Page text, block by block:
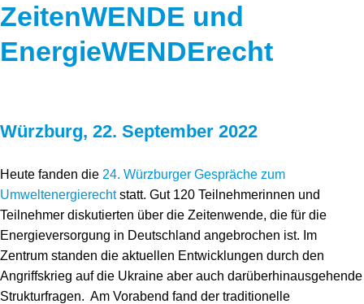
Genehmigungen
Grundsatzfragen
Netze
Sektorenkopplung
Speicher
Stromerzeugung
Wärme
Blog
Karriere
Stiftungsporträt
Team
Forschungsnetzwerk
Bibliothek
Newsletter
ZeitenWENDE und
EnergieWENDErecht
Würzburg, 22. September 2022
Heute fanden die 24. Würzburger Gespräche zum
Umweltenergierechtstatt. Gut 120 Teilnehmerinnen und
Teilnehmer diskutierten über die Zeitenwende, die für die
Energieversorgung in Deutschland angebrochen ist. Im
Zentrum standen die aktuellen Entwicklungen durch den
Angriffskrieg auf die Ukraine aber auch darüberhinausgehende
Strukturfragen. Am Vorabend fand der traditionelle